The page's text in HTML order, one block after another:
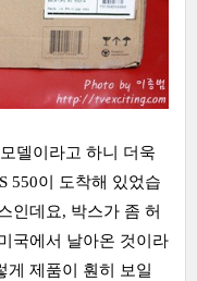
델이라고 하니 더욱
550이 도착해 있었습
인데요, 박스가 좀 허
국에서 날아온 것이라
게 제품이 훤히 보일